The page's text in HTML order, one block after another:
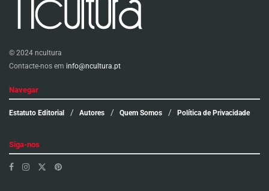
© 2024 ncultura
Contacte-nos em info@ncultura.pt
Navegar
Estatuto Editorial Autores Quem Somos Política de Privacidade
Siga-nos